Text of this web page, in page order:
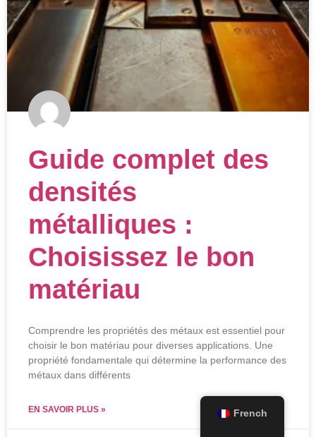
Guide complet des
densités
métalliques :
Choisissez le bon
matériau
Comprendre les propriétés des métaux est essentiel pour
choisir le bon matériau pour diverses applications. Une
propriété fondamentale qui détermine la performance des
métaux dans différents
EN SAVOIR PLUS » French